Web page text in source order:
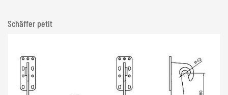
Schäffer petit